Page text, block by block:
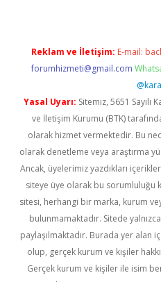
Reklam ve İletişim: E-mail:
forumhizmeti@gmail.com
Yasal Uyarı: Sitemiz, 5651 Sayılı
ve İletişim Kurumu (BTK)
olarak hizmet vermektedir. Bu
olarak denetleme veya araştırma
Ancak, üyelerimiz yazdıkları
siteye üye olarak bu sorumluluğu
sitesi, herhangi bir marka, kurum
bulunmamaktadır. Sitede
paylaşılmaktadır. Burada yer alan
olup, gerçek kurum ve kişiler
Gerçek kurum ve kişiler ile isim